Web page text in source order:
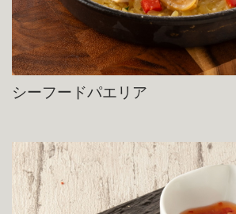
シーフードパエリア